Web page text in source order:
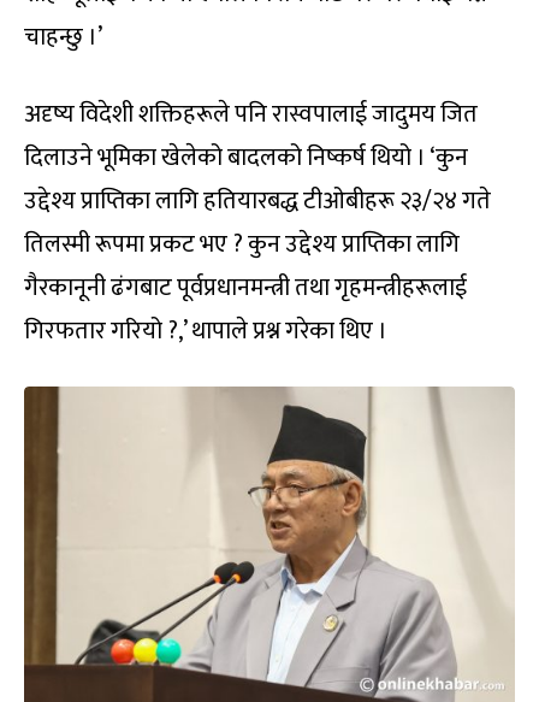
चाहन्छु ।’
अदृष्य विदेशी शक्तिहरूले पनि रास्वपालाई जादुमय जित
दिलाउने भूमिका खेलेको बादलको निष्कर्ष थियो । ‘कुन
उद्देश्य प्राप्तिका लागि हतियारबद्ध टीओबीहरू २३/२४ गते
तिलस्मी रूपमा प्रकट भए ? कुन उद्देश्य प्राप्तिका लागि
गैरकानूनी ढंगबाट पूर्वप्रधानमन्त्री तथा गृहमन्त्रीहरूलाई
गिरफतार गरियो ?,’ थापाले प्रश्न गरेका थिए ।